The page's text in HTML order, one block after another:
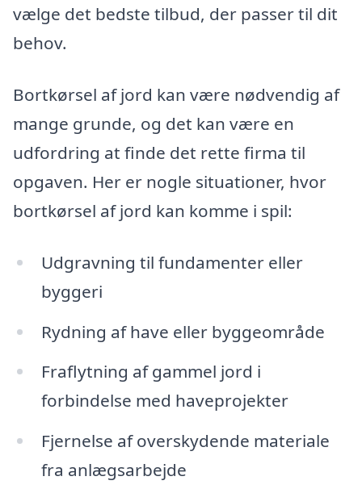
vælge det bedste tilbud, der passer til dit
behov.
Bortkørsel af jord kan være nødvendig af
mange grunde, og det kan være en
udfordring at finde det rette firma til
opgaven. Her er nogle situationer, hvor
bortkørsel af jord kan komme i spil:
Udgravning til fundamenter eller
byggeri
Rydning af have eller byggeområde
Fraflytning af gammel jord i
forbindelse med haveprojekter
Fjernelse af overskydende materiale
fra anlægsarbejde